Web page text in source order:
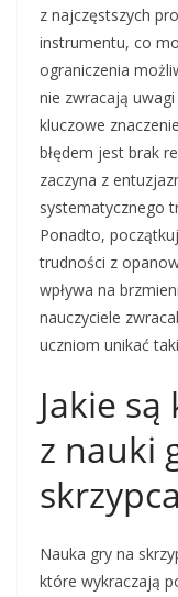
z najczęstszych
instrumentu, co
ograniczenia
nie zwracają
kluczowe
błędem jest brak
zaczyna z
systematycznego
Ponadto,
trudności z
wpływa na
nauczyciele
uczniom unikać
Jakie są
z nauki
Nauka gry na
które wykraczają